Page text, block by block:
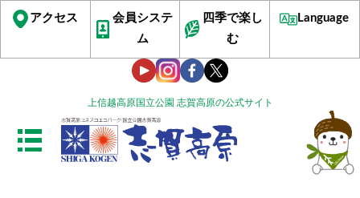
上信越高原国立公園 志賀高原の公式サイト
アクセス
会員システ
ム
四季で楽し
む
Language